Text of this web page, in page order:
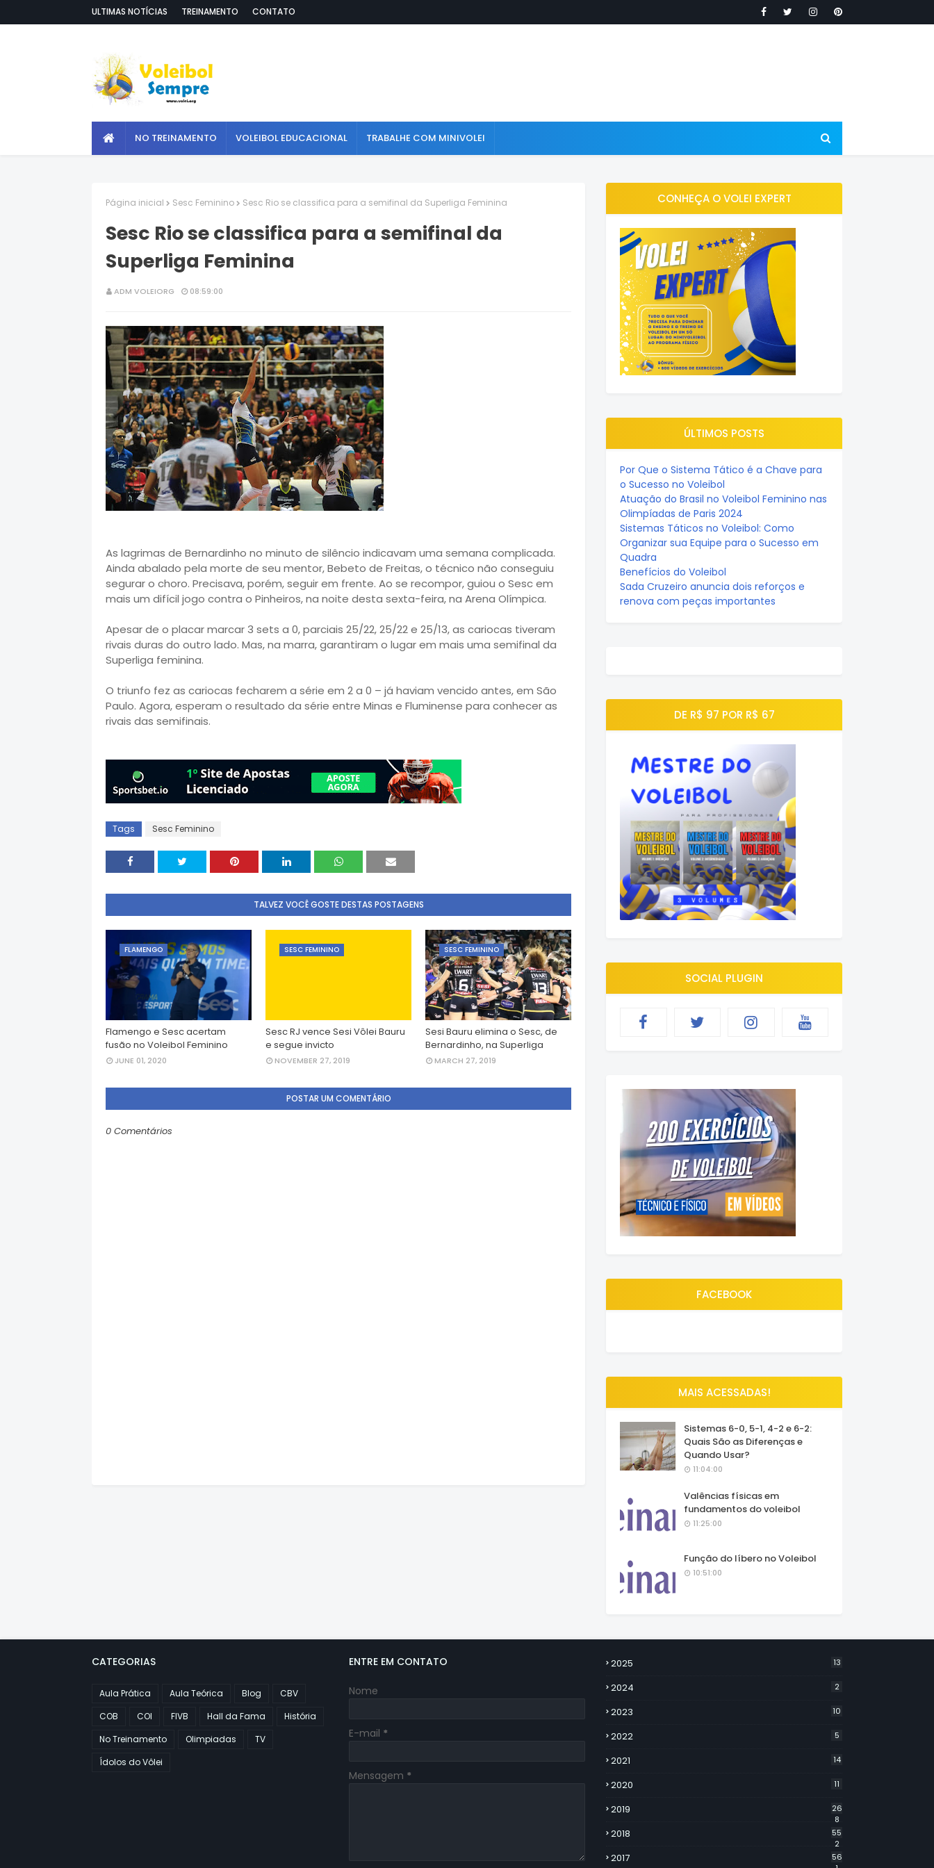
ULTIMAS NOTÍCIAS TREINAMENTO CONTATO
NO TREINAMENTO VOLEIBOL EDUCACIONAL TRABALHE COM MINIVOLEI
Página inicial Sesc Feminino Sesc Rio se classifica para a semifinal da Superliga Feminina
Sesc Rio se classifica para a semifinal da
Superliga Feminina
ADM VOLEIORG 08:59:00
As lagrimas de Bernardinho no minuto de silêncio indicavam uma semana complicada.
Ainda abalado pela morte de seu mentor, Bebeto de Freitas, o técnico não conseguiu
segurar o choro. Precisava, porém, seguir em frente. Ao se recompor, guiou o Sesc em
mais um difícil jogo contra o Pinheiros, na noite desta sexta-feira, na Arena Olímpica.
Apesar de o placar marcar 3 sets a 0, parciais 25/22, 25/22 e 25/13, as cariocas tiveram
rivais duras do outro lado. Mas, na marra, garantiram o lugar em mais uma semifinal da
Superliga feminina.
O triunfo fez as cariocas fecharem a série em 2 a 0 – já haviam vencido antes, em São
Paulo. Agora, esperam o resultado da série entre Minas e Fluminense para conhecer as
rivais das semifinais.
Tags Sesc Feminino
TALVEZ VOCÊ GOSTE DESTAS POSTAGENS
FLAMENGO
Flamengo e Sesc acertam
fusão no Voleibol Feminino
JUNE 01, 2020
SESC FEMININO
Sesc RJ vence Sesi Vôlei Bauru
e segue invicto
NOVEMBER 27, 2019
SESC FEMININO
Sesi Bauru elimina o Sesc, de
Bernardinho, na Superliga
MARCH 27, 2019
POSTAR UM COMENTÁRIO
0 Comentários
CONHEÇA O VOLEI EXPERT
ÚLTIMOS POSTS
Por Que o Sistema Tático é a Chave para
o Sucesso no Voleibol
Atuação do Brasil no Voleibol Feminino nas
Olimpíadas de Paris 2024
Sistemas Táticos no Voleibol: Como
Organizar sua Equipe para o Sucesso em
Quadra
Benefícios do Voleibol
Sada Cruzeiro anuncia dois reforços e
renova com peças importantes
DE R$ 97 POR R$ 67
SOCIAL PLUGIN
FACEBOOK
MAIS ACESSADAS!
Sistemas 6-0, 5-1, 4-2 e 6-2:
Quais São as Diferenças e
Quando Usar?
11:04:00
Valências físicas em
fundamentos do voleibol
11:25:00
Função do líbero no Voleibol
10:51:00
CATEGORIAS
Aula Prática Aula Teórica Blog
CBV
COB
COI FIVB Hall da Fama
História
No Treinamento
Olimpiadas
TV
Ídolos do Vôlei
ENTRE EM CONTATO
Nome
E-mail *
Mensagem *
2025 13
2024 2
2023 10
2022 5
2021 14
2020 11
2019
26
8
2018
55
2
2017
56